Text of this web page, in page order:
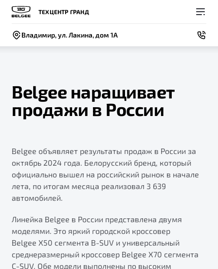
ТЕХЦЕНТР ГРАНД
Владимир, ул. Лакина, дом 1А
Модели
X50+
Яркий кроссовер
Покупателям
Автомобили в наличии
Спецпредложения и Акции
Записаться на тест-драйв
Автокредит
Трейд-ин
Страхование
Владельцам
Записаться на сервис
Руководство по эксплуатации
Техническое обслуживание
ПОДДЕРЖКА
Гарантия Belgee
Belgee Линк
О компании
Новости
Контакты
BELGEE В РОССИИ
О дилерском центре
Правовая информация
Belgee наращивает
продажи в России
Belgee объявляет результаты продаж в России за
октябрь 2024 года. Белорусский бренд, который
официально вышел на российский рынок в начале
лета, по итогам месяца реализовал 3 639
автомобилей.
Линейка Belgee в России представлена двумя
моделями. Это яркий городской кроссовер
Belgee X50 сегмента B-SUV и универсальный
среднеразмерный кроссовер Belgee X70 сегмента
C-SUV. Обе модели выполнены по высоким